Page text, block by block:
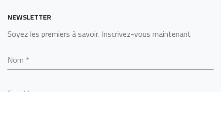
NEWSLETTER
Soyez les premiers à savoir. Inscrivez-vous maintenant
Nom *
Email *